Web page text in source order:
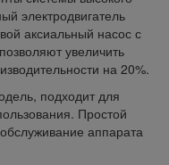
электродвигатель
аксиальный насос с
увеличить
на 20%.
подходит для
Простой
аппарата